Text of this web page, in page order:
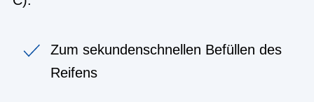
Zum sekundenschnellen Befüllen des
Reifens